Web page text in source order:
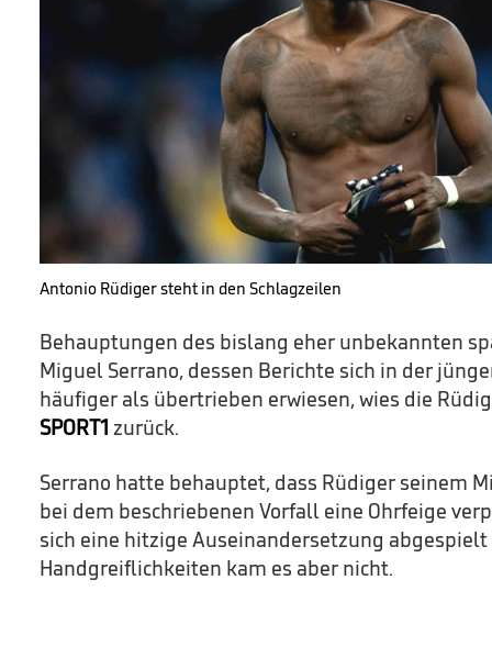
Antonio Rüdiger steht in den Schlagzeilen
Behauptungen des bislang eher unbekannten
Miguel Serrano, dessen Berichte sich in der
häufiger als übertrieben erwiesen, wies die
SPORT1 zurück.
Serrano hatte behauptet, dass Rüdiger seinem
bei dem beschriebenen Vorfall eine Ohrfeige
sich eine hitzige Auseinandersetzung abgespielt
Handgreiflichkeiten kam es aber nicht.